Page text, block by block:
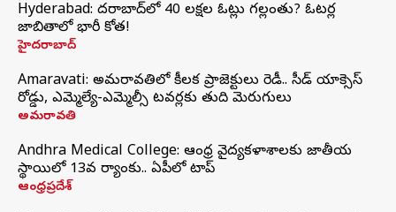
Hyderabad: హైదరాబాద్‌లో 40 లక్షల ఓట్లు గల్లంతు? ఓటర్ల
జాబితాలో భారీ కోత!
హైదరాబాద్
Amaravati: అమరావతిలో కీలక ప్రాజెక్టులు రెడీ.. సీడ్‌ యాక్సెస్‌
రోడ్డు, ఎమ్మెల్యే-ఎమ్మెల్సీ టవర్లకు తుది మెరుగులు
అమరావతి
Andhra Medical College: ఆంధ్ర వైద్యకళాశాలకు జాతీయ
స్థాయిలో 13వ ర్యాంకు.. ఏపీలో టాప్
ఆంధ్రప్రదేశ్